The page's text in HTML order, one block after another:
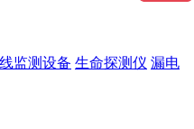
监测设备 生命探测仪 漏电